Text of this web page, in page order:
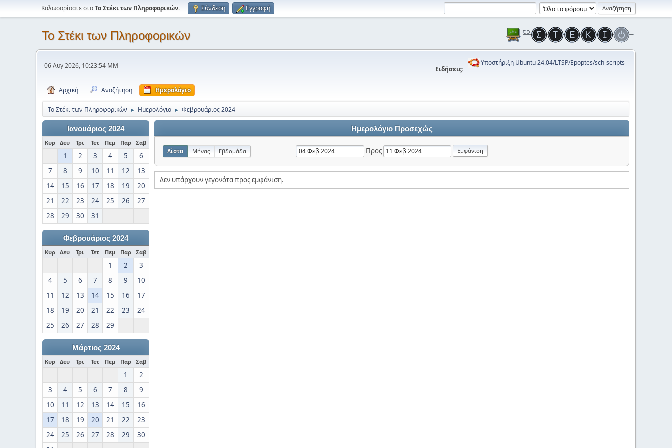
Καλωσορίσατε στοΤο Στέκι των Πληροφορικών. Σύνδεση Εγγραφή
Το Στέκι των Πληροφορικών
06 Αυγ 2026, 10:23:54 ΜΜ Ειδήσεις:
Υποστήριξη Ubuntu 24.04/LTSP/Epoptes/sch-scripts
Αρχική Αναζήτηση Ημερολόγιο
Το Στέκι των Πληροφορικών ► Ημερολόγιο ► Φεβρουάριος 2024
Ιανουάριος 2024
Κυρ Δευ Τρι Τετ Πεμ Παρ Σαβ
1 2 3 4 5
6
7
8 9 10 11 12
13
14
15 16 17 18 19
20
21
22 23 24 25 26
27
28
29 30 31
Φεβρουάριος 2024
Κυρ Δευ Τρι Τετ Πεμ Παρ Σαβ
1 2
3
4
5 6 7 8 9
10
11
12 13 14 15 16
17
18
19 20 21 22 23
24
25
26 27 28 29
Μάρτιος 2024
Κυρ Δευ Τρι Τετ Πεμ Παρ Σαβ
1
2
3
4 5 6 7 8
9
10
11 12 13 14 15
16
17
18 19 20 21 22
23
24
25 26 27 28 29
30
Ημερολόγιο Προσεχώς
Λίστα Μήνας Εβδομάδα Προς
Δεν υπάρχουν γεγονότα προς εμφάνιση.